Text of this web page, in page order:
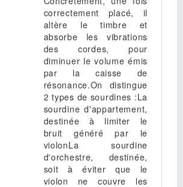
correctement placé, il
altère le timbre et
absorbe les vibrations
des cordes, pour
diminuer le volume émis
par la caisse de
résonance.On distingue
2 types de sourdines :La
sourdine d'appartement,
destinée à limiter le
bruit généré par le
violonLa sourdine
d'orchestre, destinée,
soit à éviter que le
violon ne couvre les